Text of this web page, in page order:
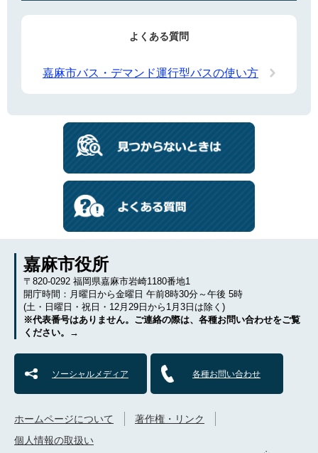
よくある質問
嘉麻市バス・デマンド運行型バスの使い方
嘉麻市役所
〒820-0292 福岡県嘉麻市岩崎1180番地1
開庁時間：月曜日から金曜日 午前8時30分～午後 5時
(土・日曜日・祝日・12月29日から1月3日は除く)
※代表番号はありません。ご連絡の際は、各種お問い合わせをご覧
ください。→
ソーシャルメディア 各種お問い合わせ
ホームページについて
著作権・リンク
個人情報の取扱い